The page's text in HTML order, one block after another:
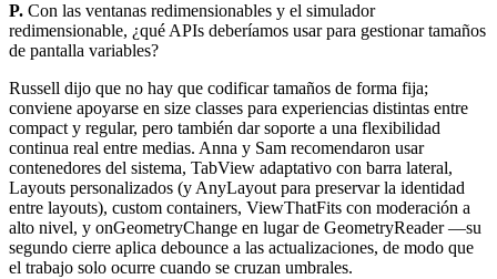
P. Con las ventanas redimensionables y el simulador
redimensionable, ¿qué APIs deberíamos usar para gestionar tamaños
de pantalla variables?
Russell dijo que no hay que codificar tamaños de forma fija;
conviene apoyarse en size classes para experiencias distintas entre
compact y regular, pero también dar soporte a una flexibilidad
continua real entre medias. Anna y Sam recomendaron usar
contenedores del sistema, TabView adaptativo con barra lateral,
Layouts personalizados (y AnyLayout para preservar la identidad
entre layouts), custom containers, ViewThatFits con moderación a
alto nivel, y onGeometryChange en lugar de GeometryReader —su
segundo cierre aplica debounce a las actualizaciones, de modo que
el trabajo solo ocurre cuando se cruzan umbrales.